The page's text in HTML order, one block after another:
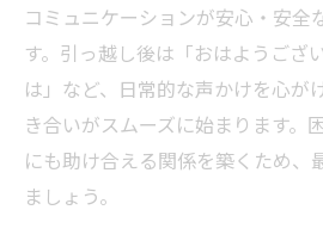
コミュニケーションが安心・安全
す。引っ越し後は「おはようござ
は」など、日常的な声かけを心が
き合いがスムーズに始まります。
にも助け合える関係を築くため、
ましょう。